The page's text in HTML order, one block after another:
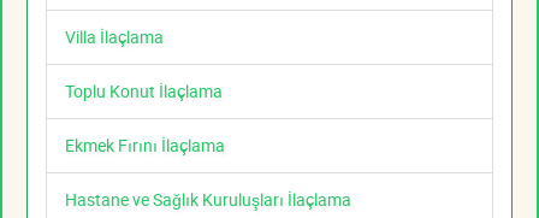
Villa İlaçlama
Toplu Konut İlaçlama
Ekmek Fırını İlaçlama
Hastane ve Sağlık Kuruluşları İlaçlama